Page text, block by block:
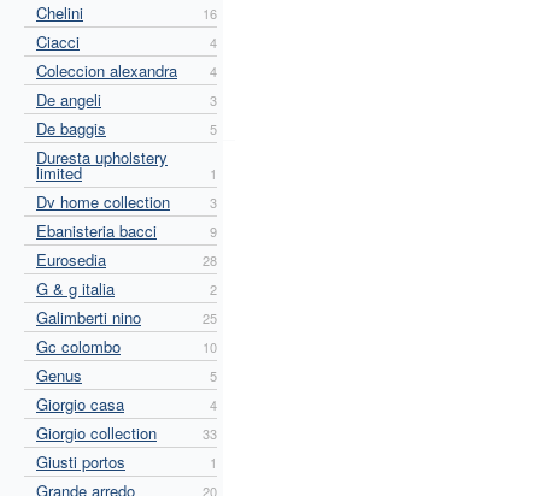
Chelini 16
Ciacci 4
Coleccion alexandra 4
De angeli 3
De baggis 5
Duresta upholstery
limited 1
Dv home collection 3
Ebanisteria bacci 9
Eurosedia 28
G & g italia 2
Galimberti nino 25
Gc colombo 10
Genus 5
Giorgio casa 4
Giorgio collection 33
Giusti portos 1
Grande arredo 20